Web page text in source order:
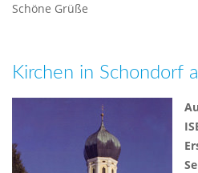
Schöne Grüße
Kirchen in Schondorf